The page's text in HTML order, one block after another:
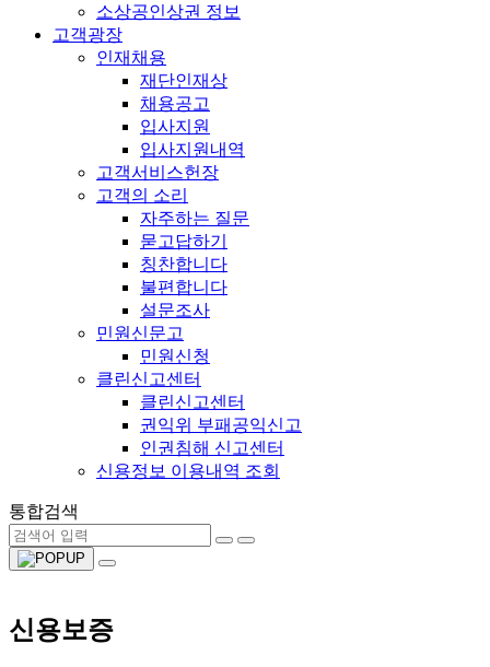
소상공인상권 정보
고객광장
인재채용
재단인재상
채용공고
입사지원
입사지원내역
고객서비스헌장
고객의 소리
자주하는 질문
묻고답하기
칭찬합니다
불편합니다
설문조사
민원신문고
민원신청
클린신고센터
클린신고센터
권익위 부패공익신고
인권침해 신고센터
신용정보 이용내역 조회
통합검색
신용보증